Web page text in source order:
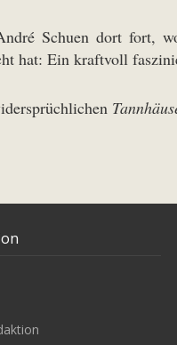
Schuen dort fort,
hat: Ein kraftvoll